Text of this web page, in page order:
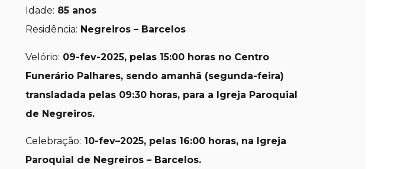
Idade: 85 anos
Residência: Negreiros – Barcelos
Velório: 09-fev-2025, pelas 15:00 horas no Centro
Funerário Palhares, sendo amanhã (segunda-feira)
transladada pelas 09:30 horas, para a Igreja Paroquial
de Negreiros.
Celebração: 10-fev–2025, pelas 16:00 horas, na Igreja
Paroquial de Negreiros – Barcelos.